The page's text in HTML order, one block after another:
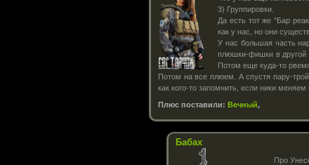
3) Группировки.
Да есть тот же "Бар
как у нас, но они
У нас большая часть
плюшки-фишки в другой
Потом еще куда-то
Потом на все плюем. А спустя пару-
как кого-то запомнить, если ники
Плюс поставили: Вечный,
Бабах
Про